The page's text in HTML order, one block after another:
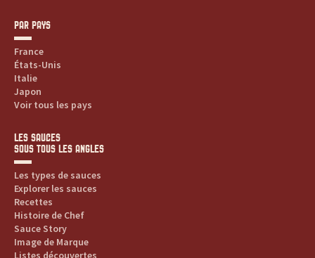
PAR PAYS
France
États-Unis
Italie
Japon
Voir tous les pays
LES SAUCES
SOUS TOUS LES ANGLES
Les types de sauces
Explorer les sauces
Recettes
Histoire de Chef
Sauce Story
Image de Marque
Listes découvertes